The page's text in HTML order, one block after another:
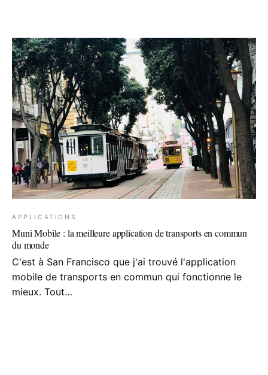
APPLICATIONS
Muni Mobile : la meilleure application de transports en commun
du monde
C'est à San Francisco que j'ai trouvé l'application
mobile de transports en commun qui fonctionne le
mieux. Tout…